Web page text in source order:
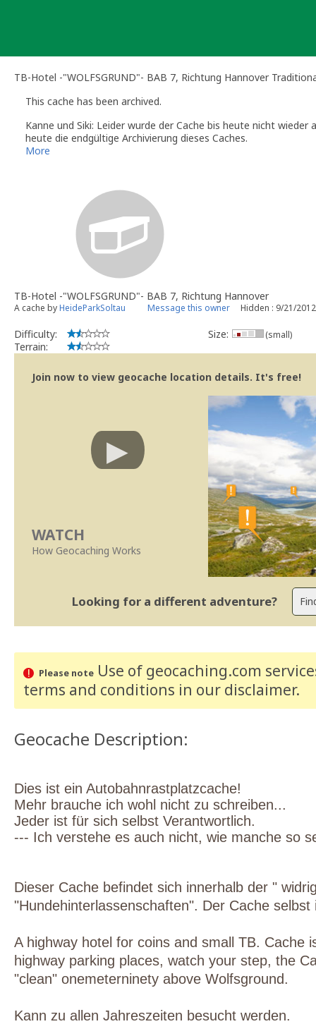
TB-Hotel -"WOLFSGRUND"- BAB 7, Richtung Hannover
This cache has been archived.
Kanne und Siki: Leider wurde der Cache bis heute nicht
heute die endgültige Archivierung dieses Caches.
Wenn du an dieser Stelle wieder einen Cache platzieren
(Official Geocaching.com Volunteer Reviewer)
Die Info-Seiten der deutschsprachigen Reviewer:
More
TB-Hotel -"WOLFSGRUND"- BAB 7, Richtung Hannover
A cache byHeideParkSoltau Message this owner Hidden : 9/21/2012
Difficulty:
Terrain:
Size: (small)
Join now to view geocache location details. It's free!
WATCH
How Geocaching Works
Looking for a different adventure?
Please noteUse of geocaching.com
terms and conditions in our disclaimer.
Geocache Description:
Dies ist ein Autobahnrastplatzcache!
Mehr brauche ich wohl nicht zu schreiben...
Jeder ist für sich selbst Verantwortlich.
--- Ich verstehe es auch nicht, wie manche so
Dieser Cache befindet sich innerhalb der "
"Hundehinterlassenschaften". Der Cache selbst
A highway hotel for coins and small TB. Cache
highway parking places, watch your step, the
"clean" onemeterninety above Wolfsground.
Kann zu allen Jahreszeiten besucht werden.